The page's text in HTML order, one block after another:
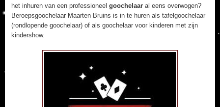
het inhuren van een professioneel goochelaar al eens overwogen?
Beroepsgoochelaar Maarten Bruins is in te huren als tafelgoochelaar
(rondlopende goochelaar) of als goochelaar voor kinderen met zijn
kindershow.